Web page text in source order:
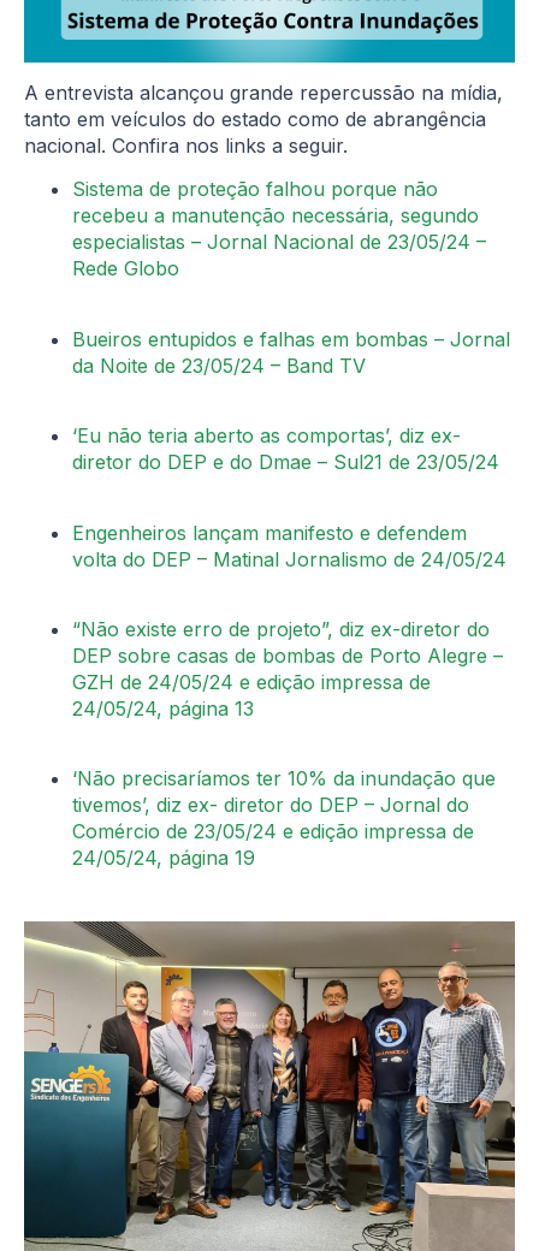
A entrevista alcançou grande repercussão na mídia,
tanto em veículos do estado como de abrangência
nacional. Confira nos links a seguir.
Sistema de proteção falhou porque não
recebeu a manutenção necessária, segundo
especialistas – Jornal Nacional de 23/05/24 –
Rede Globo
Bueiros entupidos e falhas em bombas – Jornal
da Noite de 23/05/24 – Band TV
‘Eu não teria aberto as comportas’, diz ex-
diretor do DEP e do Dmae – Sul21 de 23/05/24
Engenheiros lançam manifesto e defendem
volta do DEP – Matinal Jornalismo de 24/05/24
“Não existe erro de projeto”, diz ex-diretor do
DEP sobre casas de bombas de Porto Alegre –
GZH de 24/05/24 e edição impressa de
24/05/24, página 13
‘Não precisaríamos ter 10% da inundação que
tivemos’, diz ex- diretor do DEP – Jornal do
Comércio de 23/05/24 e edição impressa de
24/05/24, página 19